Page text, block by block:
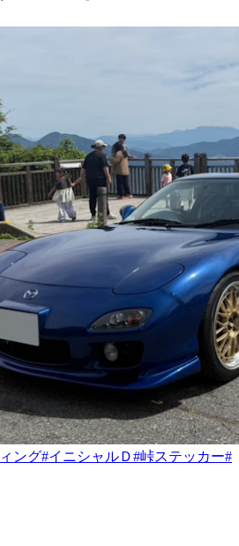
ング#イニシャルＤ#峠ステッカー#